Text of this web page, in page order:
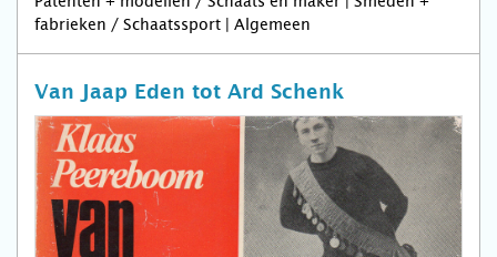
fabrieken / Schaatssport | Algemeen
Van Jaap Eden tot Ard Schenk